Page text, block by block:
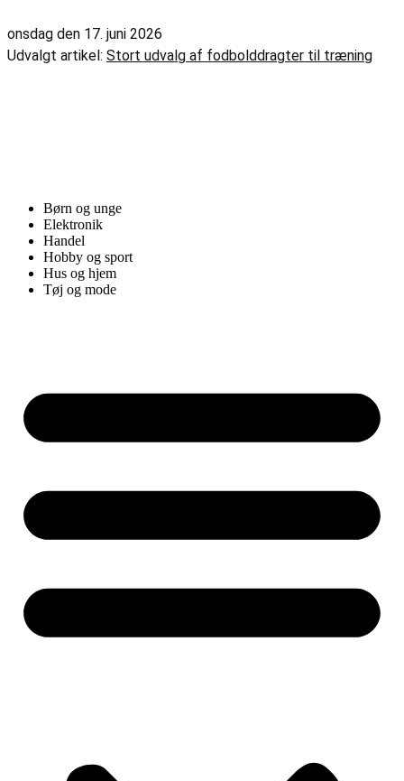
onsdag den 17. juni 2026
Udvalgt artikel: Stort udvalg af fodbolddragter til træning
Børn og unge
Elektronik
Handel
Hobby og sport
Hus og hjem
Tøj og mode